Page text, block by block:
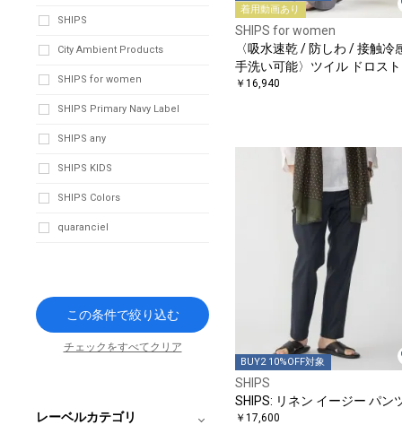
着用動画あり
SHIPS for women
〈吸水速乾 / 防しわ / 接触冷
手洗い可能〉ツイル ドロス
ンツ
￥16,940
BUY2 10%OFF対象
SHIPS
SHIPS: リネン イージー パン
￥17,600
SHIPS
City Ambient Products
SHIPS for women
SHIPS Primary Navy Label
SHIPS any
SHIPS KIDS
SHIPS Colors
quaranciel
この条件で絞り込む
チェックをすべてクリア
レーベルカテゴリ